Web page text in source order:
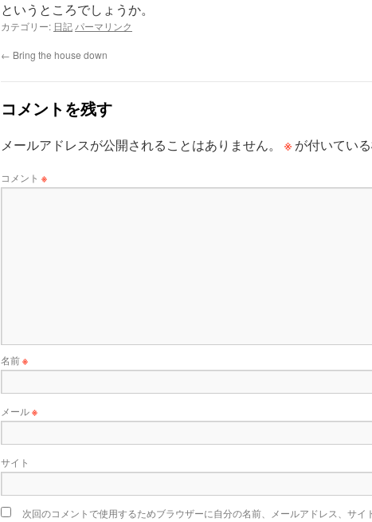
というところでしょうか。
カテゴリー: 日記 パーマリンク
← Bring the house down
コメントを残す
メールアドレスが公開されることはありません。 ※ が付いてい
コメント ※
名前※
メール※
サイト
次回のコメントで使用するためブラウザーに自分の名前、メールアドレス、サイ